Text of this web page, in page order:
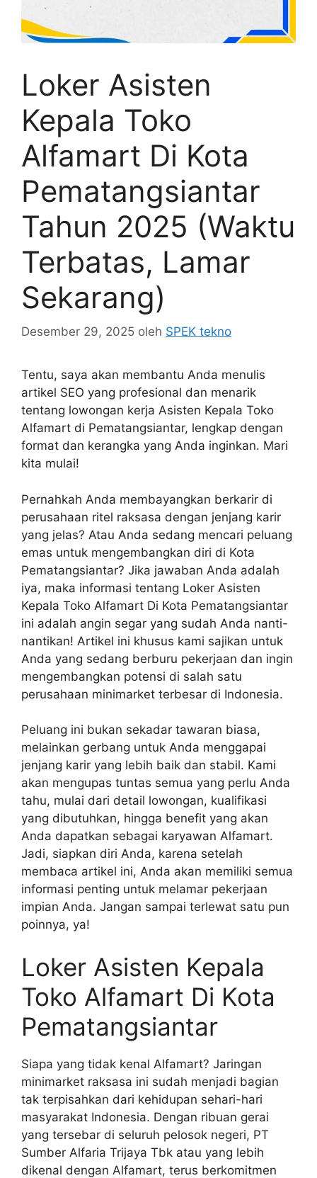
Loker Asisten
Kepala Toko
Alfamart Di Kota
Pematangsiantar
Tahun 2025 (Waktu
Terbatas, Lamar
Sekarang)
Desember 29, 2025 oleh SPEK tekno
Tentu, saya akan membantu Anda menulis
artikel SEO yang profesional dan menarik
tentang lowongan kerja Asisten Kepala Toko
Alfamart di Pematangsiantar, lengkap dengan
format dan kerangka yang Anda inginkan. Mari
kita mulai!
Pernahkah Anda membayangkan berkarir di
perusahaan ritel raksasa dengan jenjang karir
yang jelas? Atau Anda sedang mencari peluang
emas untuk mengembangkan diri di Kota
Pematangsiantar? Jika jawaban Anda adalah
iya, maka informasi tentang Loker Asisten
Kepala Toko Alfamart Di Kota Pematangsiantar
ini adalah angin segar yang sudah Anda nanti-
nantikan! Artikel ini khusus kami sajikan untuk
Anda yang sedang berburu pekerjaan dan ingin
mengembangkan potensi di salah satu
perusahaan minimarket terbesar di Indonesia.
Peluang ini bukan sekadar tawaran biasa,
melainkan gerbang untuk Anda menggapai
jenjang karir yang lebih baik dan stabil. Kami
akan mengupas tuntas semua yang perlu Anda
tahu, mulai dari detail lowongan, kualifikasi
yang dibutuhkan, hingga benefit yang akan
Anda dapatkan sebagai karyawan Alfamart.
Jadi, siapkan diri Anda, karena setelah
membaca artikel ini, Anda akan memiliki semua
informasi penting untuk melamar pekerjaan
impian Anda. Jangan sampai terlewat satu pun
poinnya, ya!
Loker Asisten Kepala
Toko Alfamart Di Kota
Pematangsiantar
Siapa yang tidak kenal Alfamart? Jaringan
minimarket raksasa ini sudah menjadi bagian
tak terpisahkan dari kehidupan sehari-hari
masyarakat Indonesia. Dengan ribuan gerai
yang tersebar di seluruh pelosok negeri, PT
Sumber Alfaria Trijaya Tbk atau yang lebih
dikenal dengan Alfamart, terus berkomitmen